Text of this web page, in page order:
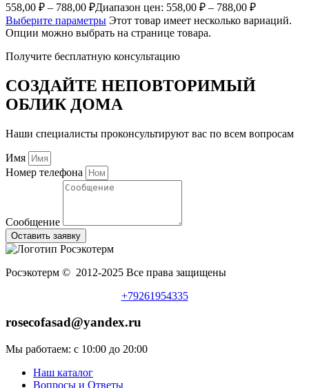
558,00 ₽ – 788,00 ₽Диапазон цен: 558,00 ₽ – 788,00 ₽
Выберите параметры Этот товар имеет несколько вариаций.
Опции можно выбрать на странице товара.
Получите бесплатную консультацию
СОЗДАЙТЕ НЕПОВТОРИМЫЙ
ОБЛИК ДОМА
Наши специалисты проконсультируют вас по всем вопросам
Имя
Номер телефона
Сообщение
Оставить заявку
Росэкотерм © 2012-2025 Все права защищены
+79261954335
rosecofasad@yandex.ru
Мы работаем: с 10:00 до 20:00
Наш каталог
Вопросы и Ответы